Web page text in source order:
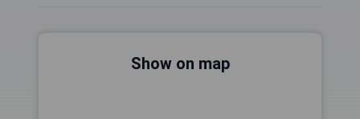
Show on map